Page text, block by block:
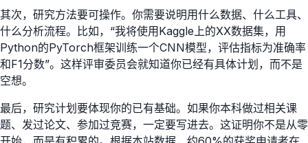
其次，研究方法要可操作。你需要说明用什么数据、什么工具、
什么分析流程。比如，“我将使用Kaggle上的XX数据集，用
Python的PyTorch框架训练一个CNN模型，评估指标为准确率
和F1分数”。这样评审委员会就知道你已经有具体计划，而不是
空想。
最后，研究计划要体现你的已有基础。如果你本科做过相关课
题、发过论文、参加过竞赛，一定要写进去。这证明你不是从零